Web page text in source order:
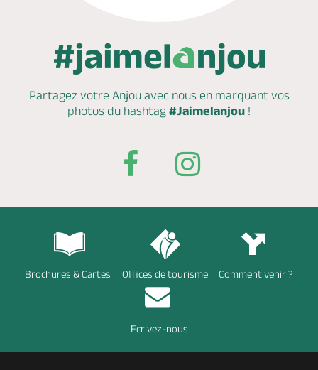
Partagez votre Anjou avec nous en marquantvos
photos du hashtag #Jaimelanjou !
Brochures & Cartes Offices de tourisme Comment venir ?
Ecrivez-nous